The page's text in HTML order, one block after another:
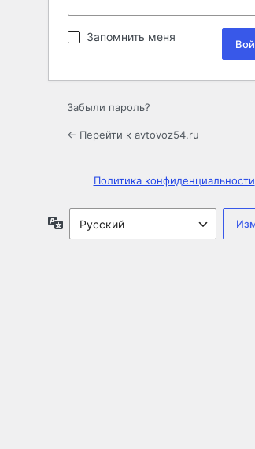
Запомнить меня
Забыли пароль?
← Перейти к avtovoz54.ru
Политика конфиденциальности
Язык